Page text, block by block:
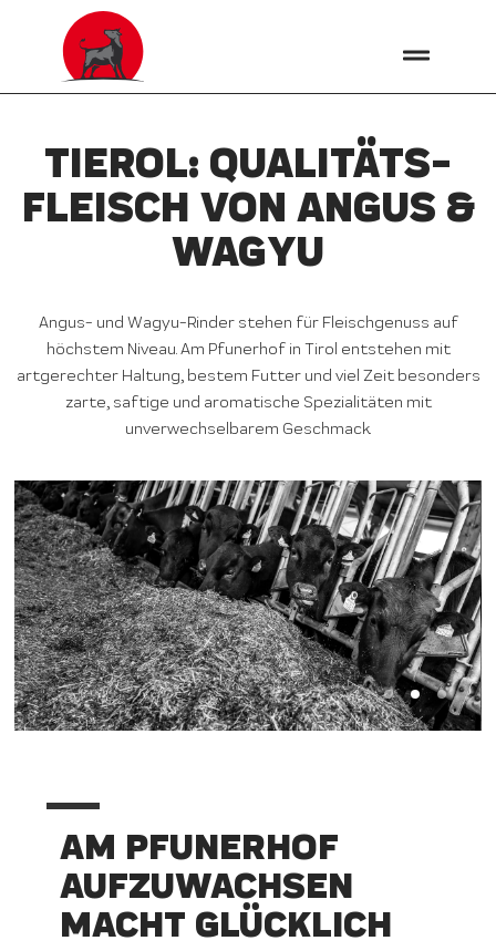
TIEROL: QUALITÄTS­
FLEISCH VON ANGUS &
WAGYU
Angus- und Wagyu-Rinder stehen für Fleischgenuss auf
höchstem Niveau. Am Pfunerhof in Tirol entstehen mit
artgerechter Haltung, bestem Futter und viel Zeit besonders
zarte, saftige und aromatische Spezialitäten mit
unverwechselbarem Geschmack.
AM PFUNERHOF
AUFZUWACHSEN
MACHT GLÜCKLICH